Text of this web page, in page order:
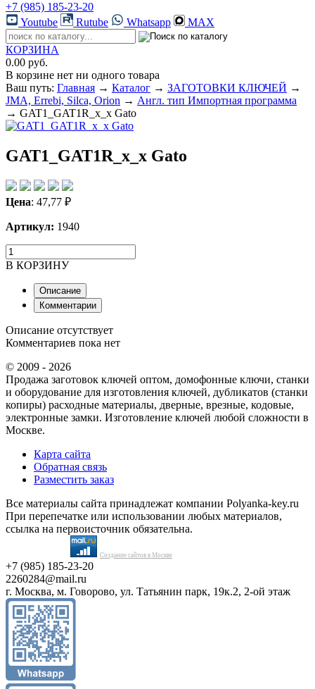
+7 (985) 185-23-20
Youtube
Rutube Whatsapp MAX
КОРЗИНА
0.00 руб.
В корзине нет ни одного товара
Ваш путь: Главная → Каталог → ЗАГОТОВКИ КЛЮЧЕЙ →
JMA, Errebi, Silca, Orion → Англ. тип Импортная программа
→ GAT1_GAT1R_x_x Gato
GAT1_GAT1R_x_x Gato
Цена: 47,77 ₽
Артикул: 1940
В КОРЗИНУ
Описание
Комментарии
Описание отсутствует
Комментариев пока нет
© 2009 - 2026
Продажа заготовок ключей оптом, домофонные ключи, станки
и оборудование для изготовления ключей, дубликатов (станки
копиры) расходные материалы, дверные, врезные, кодовые,
электронные замки. Изготовление ключей любой сложности в
Москве.
Карта сайта
Обратная связь
Разместить заказ
Все материалы сайта принадлежат компании Polyanka-key.ru
При перепечатке или использовании любых материалов,
ссылка на первоисточник обязательна.
Создание сайтов в Москве
+7 (985) 185-23-20
2260284@mail.ru
г. Москва, м. Говорово, ул. Татьянин парк, 19к.2, 2-ой этаж